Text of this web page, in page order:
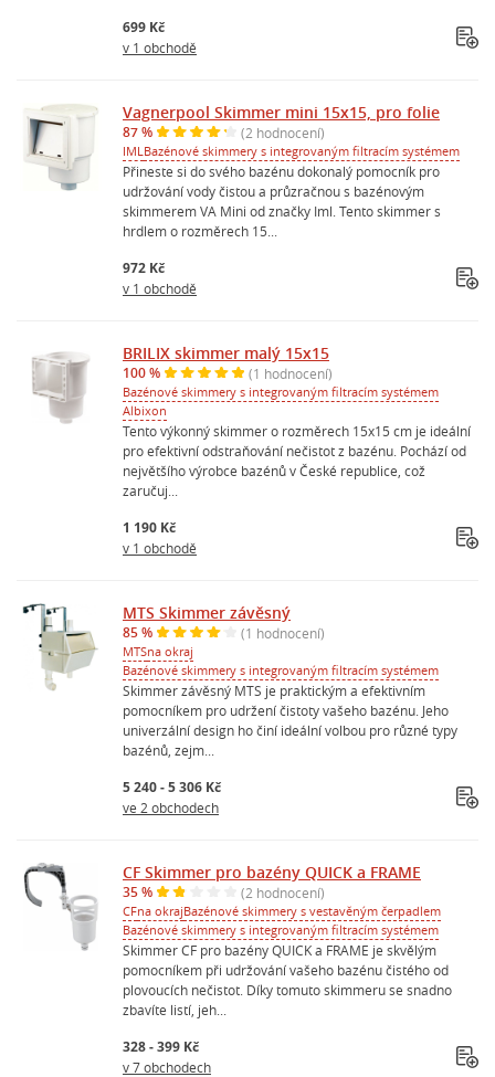
699 Kč
v 1 obchodě
Vagnerpool Skimmer mini 15x15, pro folie
87 % (2 hodnocení)
IML Bazénové skimmery s integrovaným filtracím systémem
Přineste si do svého bazénu dokonalý pomocník pro
udržování vody čistou a průzračnou s bazénovým
skimmerem VA Mini od značky Iml. Tento skimmer s
hrdlem o rozměrech 15...
972 Kč
v 1 obchodě
BRILIX skimmer malý 15x15
100 % (1 hodnocení)
Bazénové skimmery s integrovaným filtracím systémem
Albixon
Tento výkonný skimmer o rozměrech 15x15 cm je ideální
pro efektivní odstraňování nečistot z bazénu. Pochází od
největšího výrobce bazénů v České republice, což
zaručuj...
1 190 Kč
v 1 obchodě
MTS Skimmer závěsný
85 % (1 hodnocení)
MTSna okraj
Bazénové skimmery s integrovaným filtracím systémem
Skimmer závěsný MTS je praktickým a efektivním
pomocníkem pro udržení čistoty vašeho bazénu. Jeho
univerzální design ho činí ideální volbou pro různé typy
bazénů, zejm...
5 240 - 5 306 Kč
ve 2 obchodech
CF Skimmer pro bazény QUICK a FRAME
35 % (2 hodnocení)
CFna okrajBazénové skimmery s vestavěným čerpadlem
Bazénové skimmery s integrovaným filtracím systémem
Skimmer CF pro bazény QUICK a FRAME je skvělým
pomocníkem při udržování vašeho bazénu čistého od
plovoucích nečistot. Díky tomuto skimmeru se snadno
zbavíte listí, jeh...
328 - 399 Kč
v 7 obchodech